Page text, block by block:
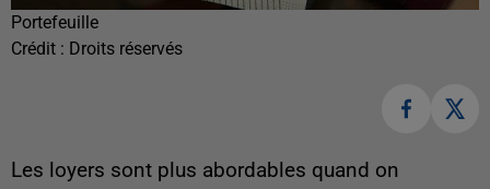
Portefeuille
Crédit : Droits réservés
Les loyers sont plus abordables quand on